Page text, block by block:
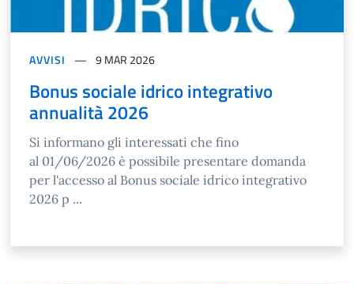
AVVISI 9 MAR 2026
Bonus sociale idrico integrativo
annualità 2026
Si informano gli interessati che fino
al 01/06/2026 è possibile presentare domanda
per l'accesso al Bonus sociale idrico integrativo
2026 p ...